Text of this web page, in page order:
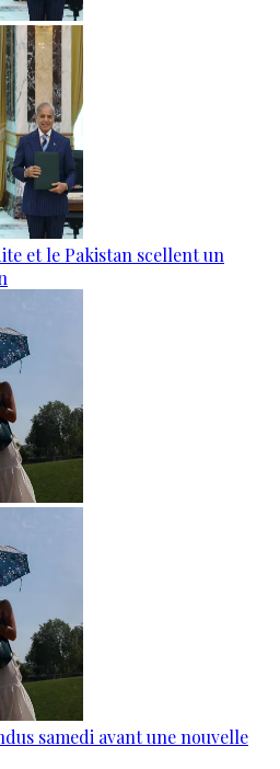
et le Pakistan scellent un
samedi avant une nouvelle